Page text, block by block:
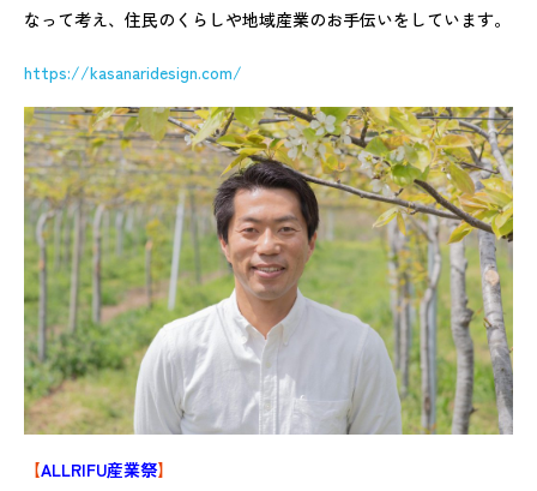
なって考え、住民のくらしや地域産業のお手伝いをしています。
https://kasanaridesign.com/
【ALLRIFU産業祭】